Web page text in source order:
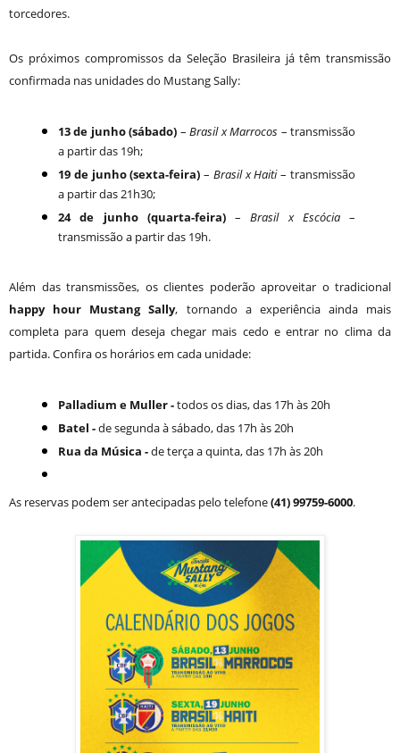
torcedores.
Os próximos compromissos da Seleção Brasileira já têm transmissão
confirmada nas unidades do Mustang Sally:
13 de junho (sábado) –Brasil x Marrocos – transmissão
a partir das 19h;
19 de junho (sexta-feira) – Brasil x Haiti– transmissão
a partir das 21h30;
24 de junho (quarta-feira)–Brasil x Escócia–
transmissão a partir das 19h.
Além das transmissões, os clientes poderão aproveitar o tradicional
happy hour Mustang Sally, tornando a experiência ainda mais
completa para quem deseja chegar mais cedo e entrar no clima da
partida. Confira os horários em cada unidade:
Palladium e Muller -todos os dias, das 17h às 20h
Batel -de segunda à sábado, das 17h às 20h
Rua da Música -de terça a quinta, das 17h às 20h
As reservas podem ser antecipadas pelo telefone(41) 99759-6000.